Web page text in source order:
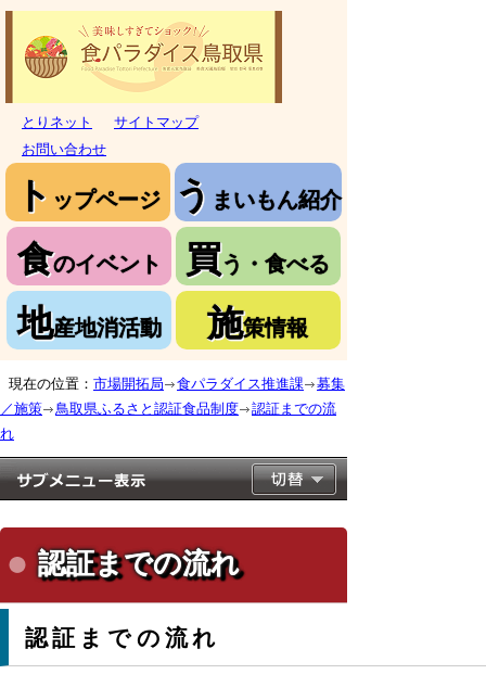
とりネット
サイトマップ
お問い合わせ
ト ップページ う まいもん紹介
食のイベント 買う・食べる
地産地消活動 施策情報
現在の位置： 市場開拓局 食パラダイス推進課
募集
／施策
鳥取県ふるさと認証食品制度
認証までの流
れ
認証までの流れ
認証までの流れ